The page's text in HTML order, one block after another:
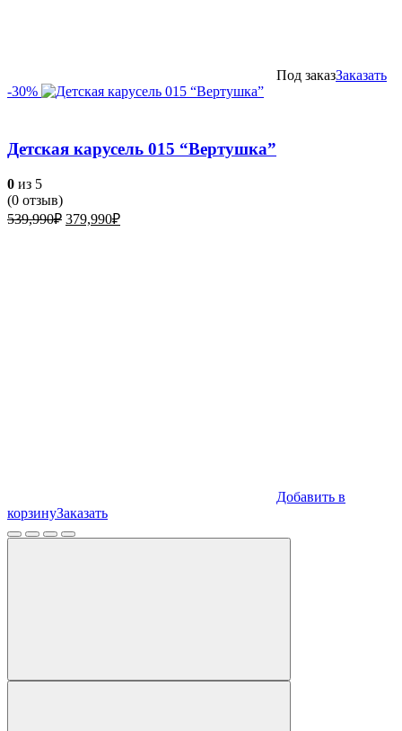
Под заказЗаказать
-30%
Детская карусель 015 “Вертушка”
0 из 5
(0 отзыв)
539,990₽ Первоначальная
379,990₽Текущая
Добавить в
корзинуЗаказать